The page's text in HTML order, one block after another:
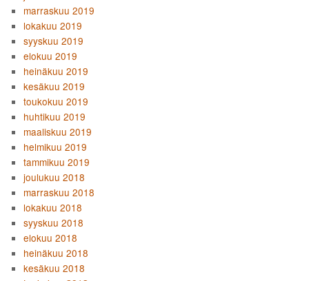
marraskuu 2019
lokakuu 2019
syyskuu 2019
elokuu 2019
heinäkuu 2019
kesäkuu 2019
toukokuu 2019
huhtikuu 2019
maaliskuu 2019
helmikuu 2019
tammikuu 2019
joulukuu 2018
marraskuu 2018
lokakuu 2018
syyskuu 2018
elokuu 2018
heinäkuu 2018
kesäkuu 2018